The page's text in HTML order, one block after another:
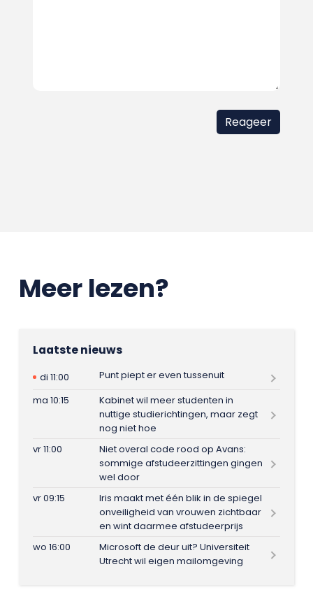
Meer lezen?
Laatste nieuws
di 11:00
Punt piept er even tussenuit
ma 10:15
Kabinet wil meer studenten in
nuttige studierichtingen, maar zegt
nog niet hoe
vr 11:00
Niet overal code rood op Avans:
sommige afstudeerzittingen gingen
wel door
vr 09:15
Iris maakt met één blik in de spiegel
onveiligheid van vrouwen zichtbaar
en wint daarmee afstudeerprijs
wo 16:00
Microsoft de deur uit? Universiteit
Utrecht wil eigen mailomgeving